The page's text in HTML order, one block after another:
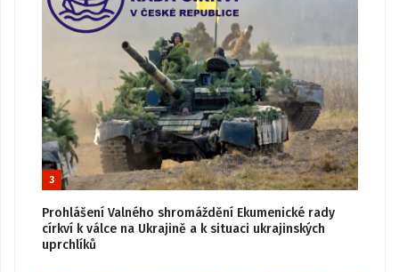
3
Prohlášení Valného shromáždění Ekumenické rady
církví k válce na Ukrajině a k situaci ukrajinských
uprchlíků